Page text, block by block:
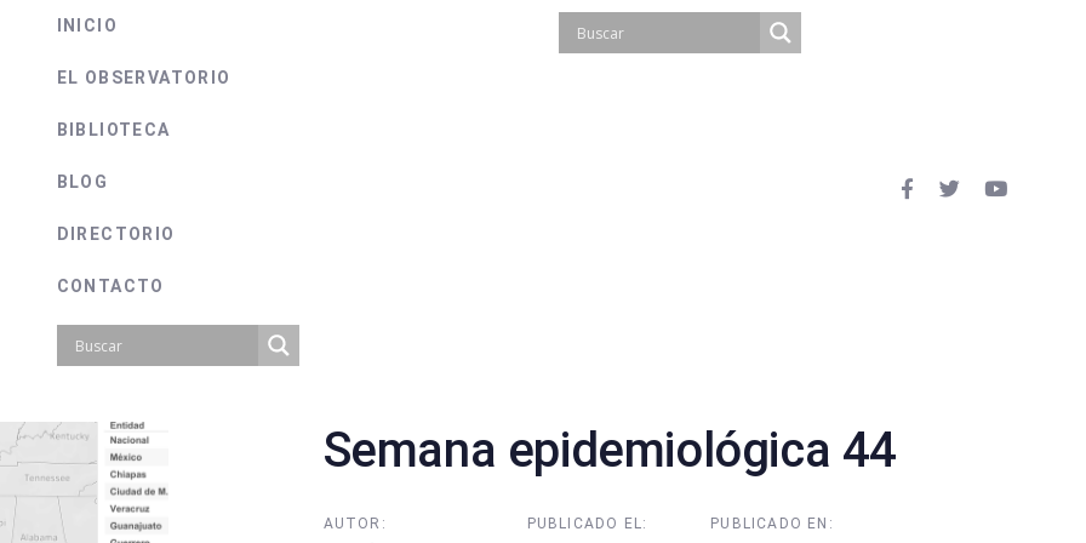
INICIO
EL OBSERVATORIO
BIBLIOTECA
BLOG
DIRECTORIO
CONTACTO
Semana epidemiológica 44
AUTOR: PUBLICADO EL: PUBLICADO EN: